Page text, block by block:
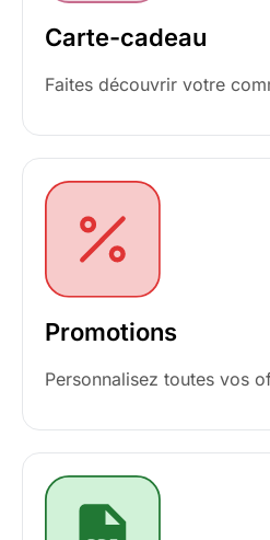
Carte-cadeau
Faites découvrir votre
Promotions
Personnalisez toutes vos